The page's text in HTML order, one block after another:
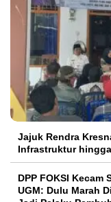
Jajuk Rendra
Infrastruktur
DPP FOKSI Kecam
UGM: Dulu Marah